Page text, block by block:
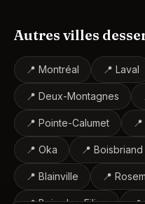
Autres villes
📍 Montréal 📍 Laval
📍 Deux-Montagnes
📍 Pointe-Calumet 📍
📍 Oka 📍 Boisbriand
📍 Blainville 📍